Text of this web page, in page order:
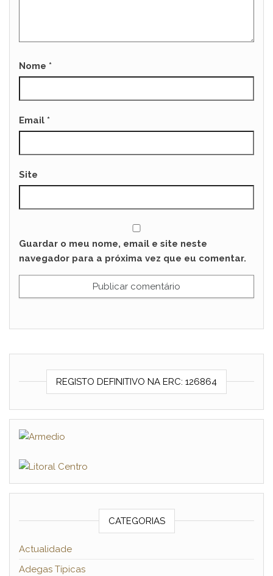
Nome *
Email *
Site
Guardar o meu nome, email e site neste
navegador para a próxima vez que eu comentar.
REGISTO DEFINITIVO NA ERC: 126864
CATEGORIAS
Actualidade
Adegas Típicas